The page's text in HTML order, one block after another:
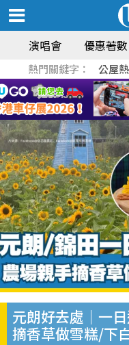
演唱會 優惠著數
熱門關鍵字： 公屋
元朗好去處｜一
摘香草做雪糕/下